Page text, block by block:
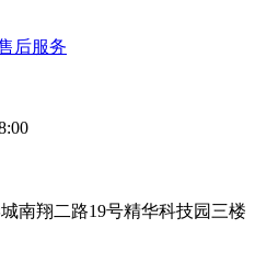
后服务
南翔二路19号精华科技园三楼